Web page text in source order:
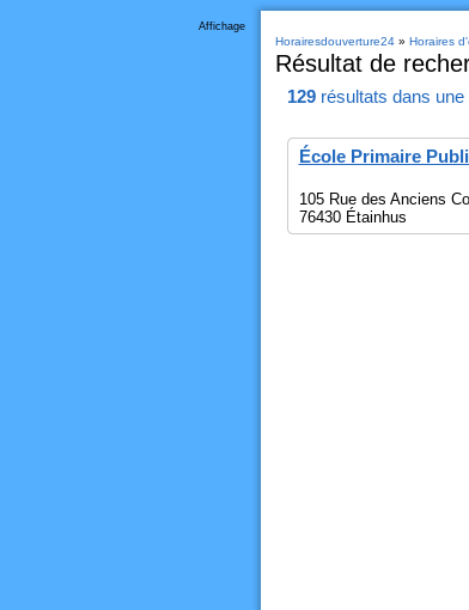
Affichage
Horairesdouverture24» Horaires
Résultat de
129résultats dans une
École Primaire
105 Rue des Anciens
76430 Étainhus